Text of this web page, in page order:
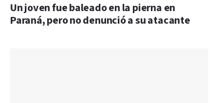
Un joven fue baleado en la pierna en
Paraná, pero no denunció a su atacante